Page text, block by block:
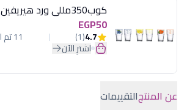
كوب350مللى ورد هيريفين
EGP50
4.7
(1) 11 تم البيع
اشترِ الآن
عن المنتجالتقييمات